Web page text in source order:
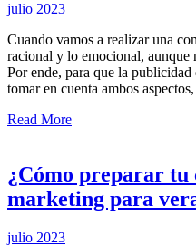
julio 2023
Cuando vamos a realizar una
racional y lo emocional, aunque
Por ende, para que la publicidad
tomar en cuenta ambos
Read More
¿Cómo preparar tu
marketing para
julio 2023